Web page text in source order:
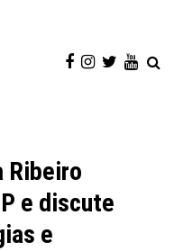
Ribeiro
e discute
e